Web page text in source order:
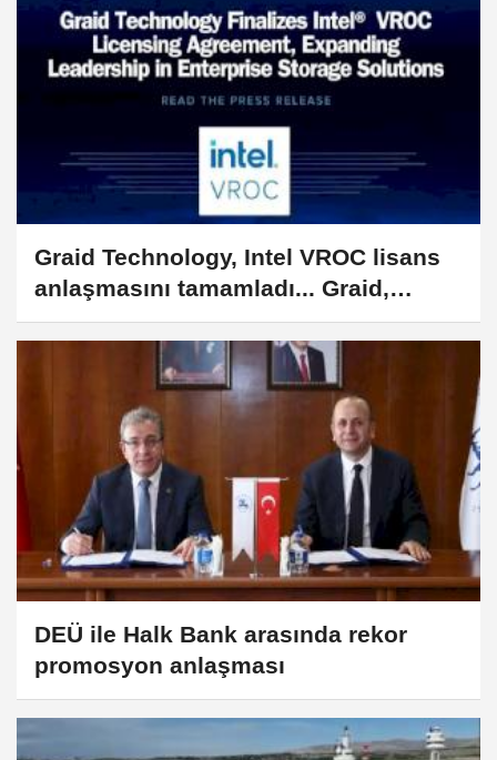
Graid Technology, Intel VROC lisans
anlaşmasını tamamladı... Graid,
kurumsal depolamada liderliği
genişletiyor
DEÜ ile Halk Bank arasında rekor
promosyon anlaşması